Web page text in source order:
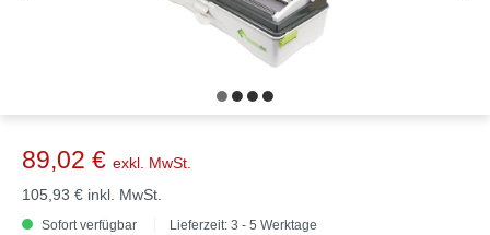
89,02 € exkl. MwSt.
105,93 € inkl. MwSt.
Sofort verfügbar Lieferzeit: 3 - 5 Werktage